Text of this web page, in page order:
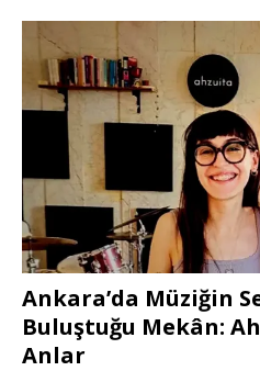
Ankara’da Müziğin
Buluştuğu Mekân:
Anlar